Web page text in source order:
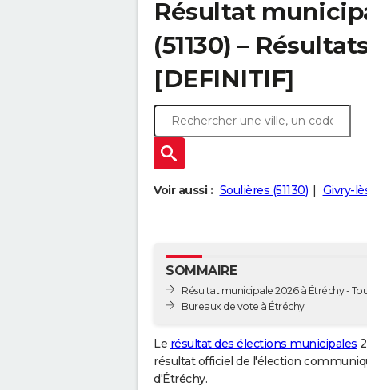
Résultat
(51130) –
[DEFINITIF]
Voir aussi : Soulières (51130) Givry-
SOMMAIRE
Résultat municipale 2026 à Étréchy -
Bureaux de vote à Étréchy
Le résultat des élections municipales
résultat officiel de l'élection
d'Étréchy.